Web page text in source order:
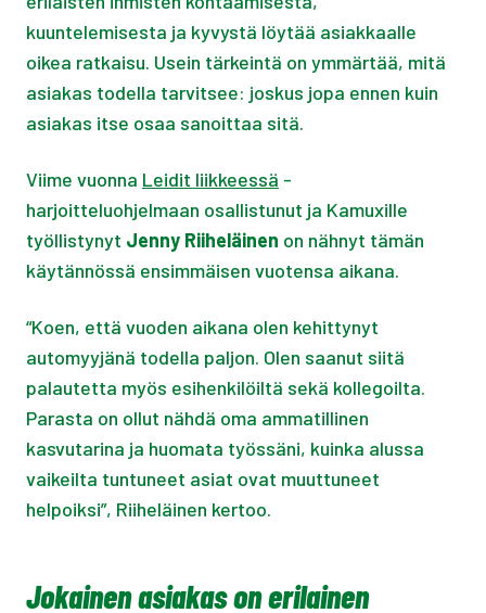
kuuntelemisesta ja kyvystä löytää asiakkaalle
oikea ratkaisu. Usein tärkeintä on ymmärtää, mitä
asiakas todella tarvitsee: joskus jopa ennen kuin
asiakas itse osaa sanoittaa sitä.
Viime vuonna Leidit liikkeessä -
harjoitteluohjelmaan osallistunut ja Kamuxille
työllistynyt Jenny Riiheläinen on nähnyt tämän
käytännössä ensimmäisen vuotensa aikana.
“Koen, että vuoden aikana olen kehittynyt
automyyjänä todella paljon. Olen saanut siitä
palautetta myös esihenkilöiltä sekä kollegoilta.
Parasta on ollut nähdä oma ammatillinen
kasvutarina ja huomata työssäni, kuinka alussa
vaikeilta tuntuneet asiat ovat muuttuneet
helpoiksi”, Riiheläinen kertoo.
Jokainen asiakas on erilainen